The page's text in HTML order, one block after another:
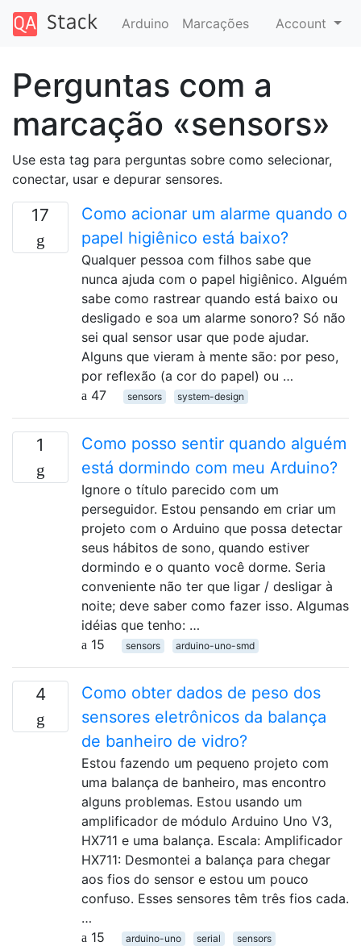
Arduino Marcações Account
Perguntas com a
marcação «sensors»
Use esta tag para perguntas sobre como selecionar,
conectar, usar e depurar sensores.
17
Como acionar um alarme quando o
papel higiênico está baixo?
Qualquer pessoa com filhos sabe que
nunca ajuda com o papel higiênico. Alguém
sabe como rastrear quando está baixo ou
desligado e soa um alarme sonoro? Só não
sei qual sensor usar que pode ajudar.
Alguns que vieram à mente são: por peso,
por reflexão (a cor do papel) ou …
47
sensors system-design
1
Como posso sentir quando alguém
está dormindo com meu Arduino?
Ignore o título parecido com um
perseguidor. Estou pensando em criar um
projeto com o Arduino que possa detectar
seus hábitos de sono, quando estiver
dormindo e o quanto você dorme. Seria
conveniente não ter que ligar / desligar à
noite; deve saber como fazer isso. Algumas
idéias que tenho: …
15
sensors arduino-uno-smd
4
Como obter dados de peso dos
sensores eletrônicos da balança
de banheiro de vidro?
Estou fazendo um pequeno projeto com
uma balança de banheiro, mas encontro
alguns problemas. Estou usando um
amplificador de módulo Arduino Uno V3,
HX711 e uma balança. Escala: Amplificador
HX711: Desmontei a balança para chegar
aos fios do sensor e estou um pouco
confuso. Esses sensores têm três fios cada.
…
15
arduino-uno serial sensors